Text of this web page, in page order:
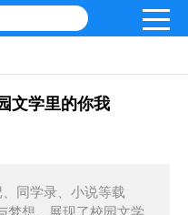
文学里的你我
同学录、小说等载
梦想，展现了校园文学